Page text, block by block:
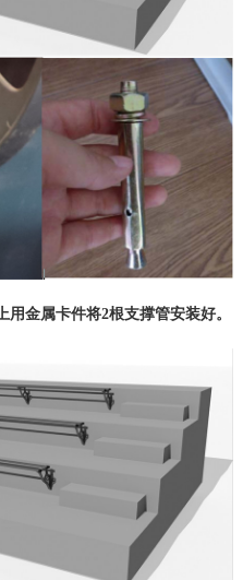
金属卡件将2根支撑管安装好。